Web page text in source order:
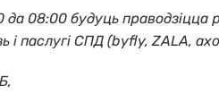
да 08:00 будуць
і паслугі СПД (byfly, ZALA,